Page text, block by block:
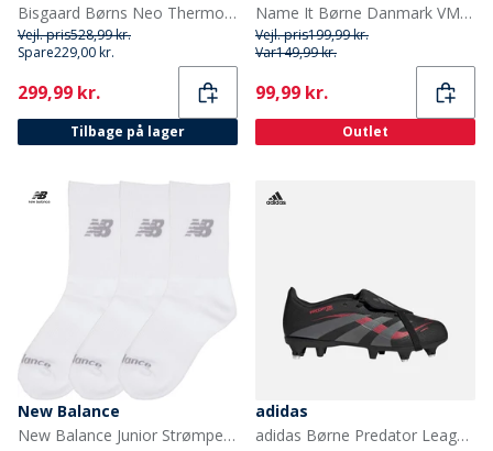
Bisgaard Børns Neo Thermo Gummistøvler Kamel
Vejl. pris528,99 kr.
Spare229,00 kr.
Current
299,99 kr.
Tilbage på lager
Name It Børne Danmark VM Fodbold Sæt True Red Denmark
Vejl. pris199,99 kr.
Var149,99 kr.
Current
99,99 kr.
Outlet
New Balance
New Balance Junior Strømper med Polstring 3-pak Hvid
adidas
adidas Børne Predator League Tunge SG Blød Bund Fodboldstøvler Core Black/Grey Four/Lucid Red